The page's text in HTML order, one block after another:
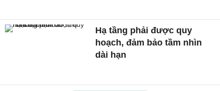
Hạ tầng phải được quy
hoạch, đảm bảo tầm nhìn
dài hạn